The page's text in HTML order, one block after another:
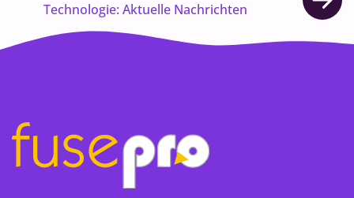
Technologie: Aktuelle Nachrichten